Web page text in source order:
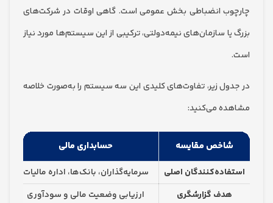
انضباطی بخش عمومی است. گاهی اوقات در شرکت‌های
سازمان‌های نیمه‌دولتی، ترکیبی از این سیستم‌ها مورد نیاز
زیر، تفاوت‌های کلیدی این سه سیستم را به‌صورت خلاصه
می‌کنید:
مقایسه حسابداری مالی
اصلی سرمایه‌گذاران، بانک‌ها، اداره مالیات
مدیران
هدف گزارشگری
ارزیابی وضعیت مالی و سودآوری
کمک به